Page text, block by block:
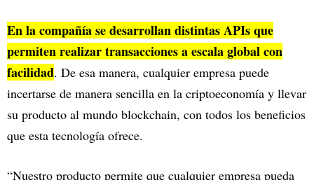
En la compañía se desarrollan distintas APIs que
permiten realizar transacciones a escala global con
facilidad. De esa manera, cualquier empresa puede
incertarse de manera sencilla en la criptoeconomía y llevar
su producto al mundo blockchain, con todos los beneficios
que esta tecnología ofrece.
“Nuestro producto permite que cualquier empresa pueda